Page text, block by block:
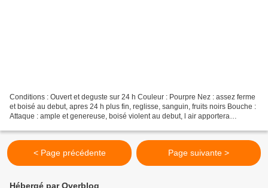
Conditions : Ouvert et deguste sur 24 h Couleur : Pourpre Nez : assez ferme
et boisé au debut, apres 24 h plus fin, reglisse, sanguin, fruits noirs Bouche :
Attaque : ample et genereuse, boisé violent au debut, l air apportera
< Page précédente Page suivante >
Hébergé par Overblog